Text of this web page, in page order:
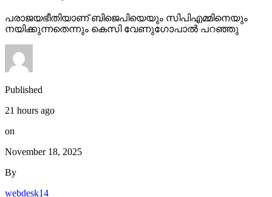
പരാജയഭീതിയാണ് ബിജെപിയെയും സിപിഎമ്മിനെയും
നയിക്കുന്നതെന്നും കെസി വേണുഗോപാല്‍ പറഞ്ഞു
Published
21 hours ago
on
November 18, 2025
By
webdesk14